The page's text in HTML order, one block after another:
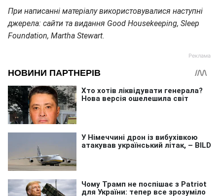
При написанні матеріалу використовувалися наступні
джерела: сайти та видання Good Housekeeping, Sleep
Foundation, Martha Stewart.